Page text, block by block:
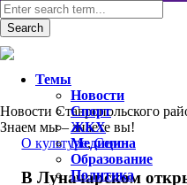
Новости Ставропольского
Знаем мы – знаете вы!
О культуре,Село
В Луначарском
Темы
Новости
Спорт
ЖКХ
Медицина
Образование
Политика